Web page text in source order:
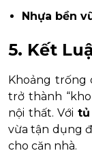
Nhựa bền
5. Kết
Khoảng trống
trở thành
nội thất. Với tủ
vừa tận dụng
cho căn nhà.